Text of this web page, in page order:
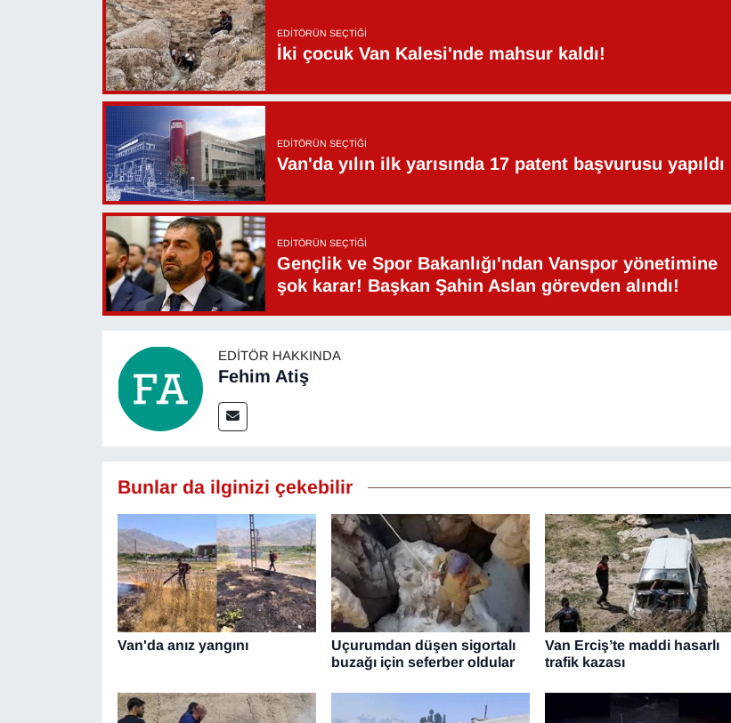
EDITÖRÜN SEÇTIĞI
İki çocuk Van Kalesi'nde mahsur kaldı!
EDITÖRÜN SEÇTIĞI
Van'da yılın ilk yarısında 17 patent başvurusu yapıldı
EDITÖRÜN SEÇTIĞI
Gençlik ve Spor Bakanlığı'ndan Vanspor yönetimine
şok karar! Başkan Şahin Aslan görevden alındı!
EDITÖR HAKKINDA
Fehim Atiş
Bunlar da ilginizi çekebilir
Van'da anız yangını
Uçurumdan düşen sigortalı
buzağı için seferber oldular
Van Erciş’te maddi hasarlı
trafik kazası